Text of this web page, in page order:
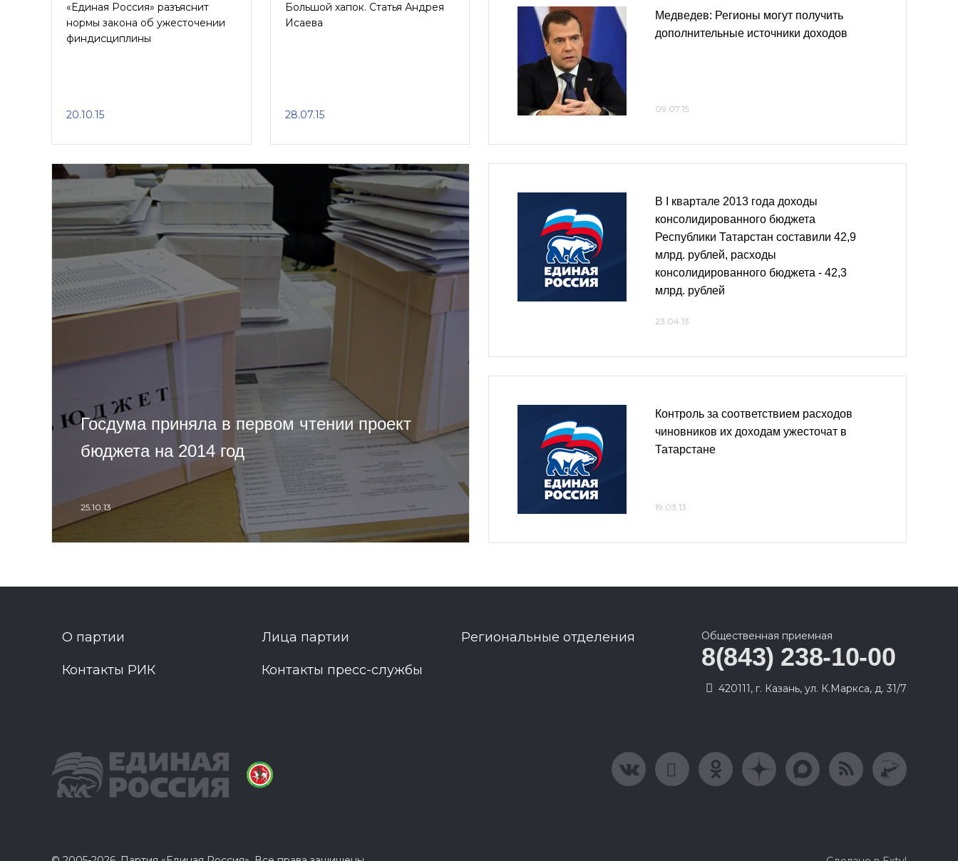
«Единая Россия» разъяснит
нормы закона об ужесточении
финдисциплины
20.10.15
Большой хапок. Статья Андрея
Исаева
28.07.15
Медведев: Регионы могут получить
дополнительные источники доходов
09.07.15
Госдума приняла в первом чтении проект
бюджета на 2014 год
25.10.13
В I квартале 2013 года доходы
консолидированного бюджета
Республики Татарстан составили 42,9
млрд. рублей, расходы
консолидированного бюджета - 42,3
млрд. рублей
23.04.13
Контроль за соответствием расходов
чиновников их доходам ужесточат в
Татарстане
19.03.13
О партии Лица партии Региональные отделения
Контакты РИК Контакты пресс-службы
Общественная приемная
8(843) 238-10-00
420111, г. Казань, ул. К.Маркса, д. 31/7